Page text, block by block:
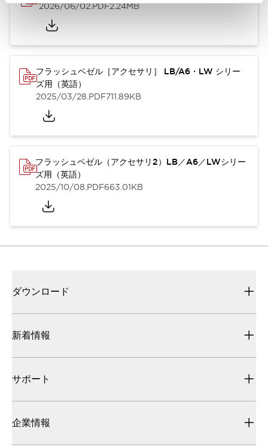
2026/06/02.PDF2.24MB
フラッシュベゼル［アクセサリ］ LB/A6・LW シリー
ズ用（英語）
2025/03/28.PDF711.89KB
フラッシュベゼル（アクセサリ2）LB／A6／LWシリー
ズ用（英語）
2025/10/08.PDF663.01KB
ダウンロード
新着情報
サポート
企業情報